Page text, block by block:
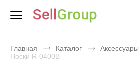
Главная Каталог Аксессуары
Носки R-0400B